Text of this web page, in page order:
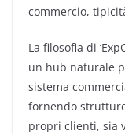
commercio,
La filosofia di
un hub naturale
sistema
fornendo
propri clienti, sia